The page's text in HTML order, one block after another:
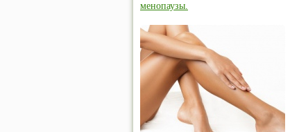
менопаузы.